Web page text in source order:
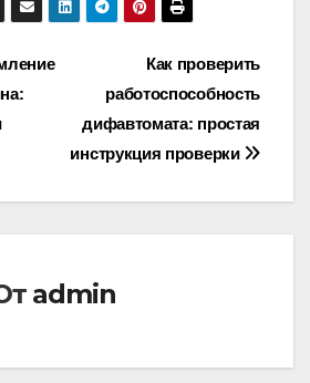
Как проверить
работоспособность
дифавтомата: простая
инструкция проверки
admin